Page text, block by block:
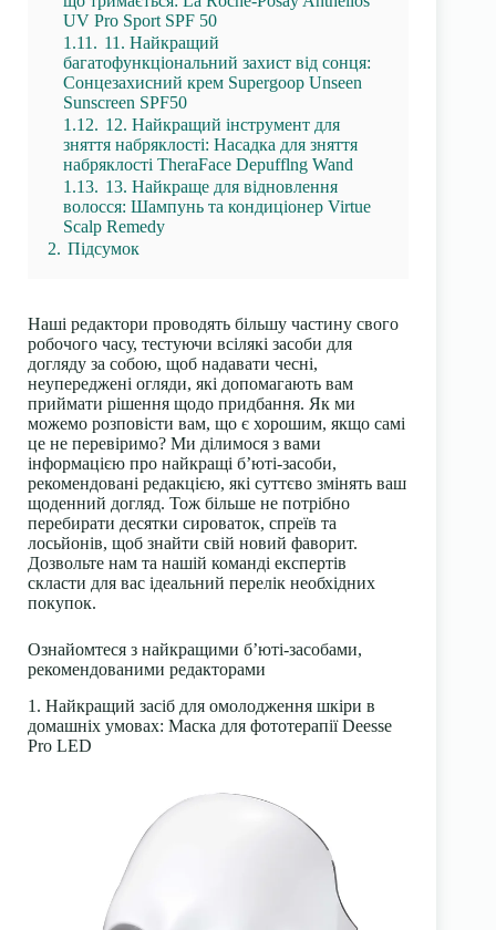
UV Pro Sport SPF 50
1.11. 11. Найкращий
багатофункціональний захист від сонця:
Сонцезахисний крем Supergoop Unseen
Sunscreen SPF50
1.12. 12. Найкращий інструмент для
зняття набряклості: Насадка для зняття
набряклості TheraFace Depufflng Wand
1.13. 13. Найкраще для відновлення
волосся: Шампунь та кондиціонер Virtue
Scalp Remedy
2. Підсумок
Наші редактори проводять більшу частину свого
робочого часу, тестуючи всілякі засоби для
догляду за собою, щоб надавати чесні,
неупереджені огляди, які допомагають вам
приймати рішення щодо придбання. Як ми
можемо розповісти вам, що є хорошим, якщо самі
це не перевіримо? Ми ділимося з вами
інформацією про найкращі б’юті-засоби,
рекомендовані редакцією, які суттєво змінять ваш
щоденний догляд. Тож більше не потрібно
перебирати десятки сироваток, спреїв та
лосьйонів, щоб знайти свій новий фаворит.
Дозвольте нам та нашій команді експертів
скласти для вас ідеальний перелік необхідних
покупок.
Ознайомтеся з найкращими б’юті-засобами,
рекомендованими редакторами
1. Найкращий засіб для омолодження шкіри в
домашніх умовах: Маска для фототерапії Deesse
Pro LED